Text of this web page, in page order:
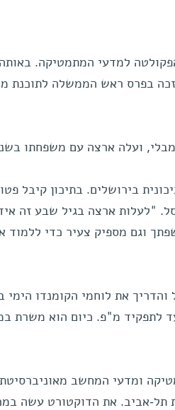
למדעי המתמטיקה.
בפרס ראש הממשלה לתוכנת
בירושלים. בתיכון קיבל
"לעלות ארצה בגיל שבע זה
וגם מספיק צעיר כדי
את לוחמי הקומנדו הימי
לתפקיד מ"פ. כיום הוא משרת
תל-אביב. את הדוקטורט עשה